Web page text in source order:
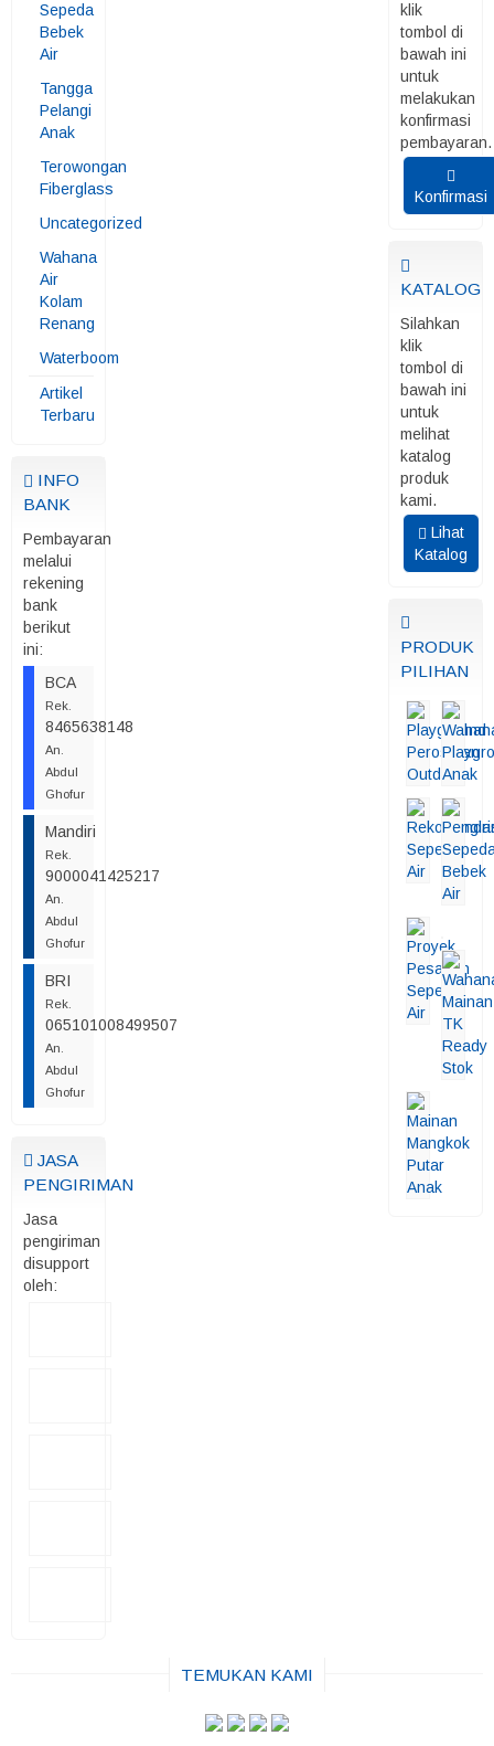
Sepeda
Bebek
Air
Tangga
Pelangi
Anak
Terowongan
Fiberglass
Uncategorized
Wahana
Air
Kolam
Renang
Waterboom
Artikel
Terbaru
INFO
BANK
Pembayaran
melalui
rekening
bank
berikut
ini:
BCA
Rek.
8465638148
An.
Abdul
Ghofur
Mandiri
Rek.
9000041425217
An.
Abdul
Ghofur
BRI
Rek.
065101008499507
An.
Abdul
Ghofur
JASA
PENGIRIMAN
Jasa
pengiriman
disupport
oleh:
klik
tombol di
bawah ini
untuk
melakukan
konfirmasi
pembayaran.
Konfirmasi
KATALOG
Silahkan
klik
tombol di
bawah ini
untuk
melihat
katalog
produk
kami.
Lihat
Katalog
PRODUK
PILIHAN
TEMUKAN KAMI